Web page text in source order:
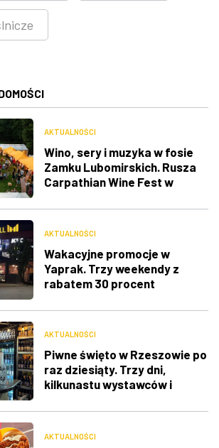
AKTUALNOŚCI
Wino, sery i muzyka w fosie
Zamku Lubomirskich. Rusza
Carpathian Wine Fest w
AKTUALNOŚCI
Wakacyjne promocje w
Yaprak. Trzy weekendy z
rabatem 30 procent
AKTUALNOŚCI
Piwne święto w Rzeszowie po
raz dziesiąty. Trzy dni,
kilkunastu wystawców i
AKTUALNOŚCI